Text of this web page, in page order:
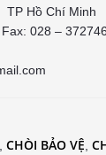
TP Hồ Chí Minh
028 –
, CHÒI BẢO VỆ,